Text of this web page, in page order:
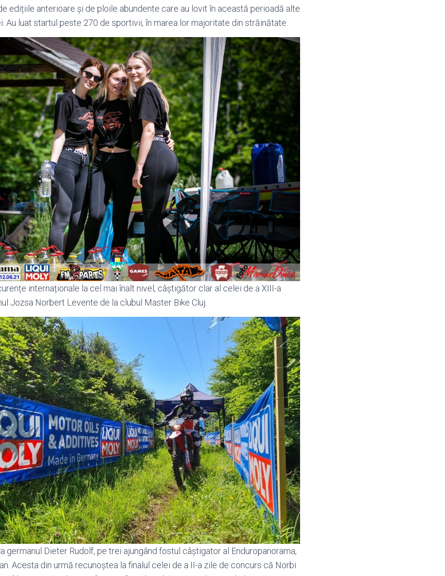
edițiile anterioare și de ploile abundente care au lovit în această perioadă alte
Au luat startul peste 270 de sportivii, în marea lor majoritate din străinătate.
internaționale la cel mai înalt nivel, câștigător clar al celei de a XIII-a
Jozsa Norbert Levente de la clubul Master Bike Cluj.
germanul Dieter Rudolf, pe trei ajungând fostul câștigator al Enduropanorama,
Acesta din urmă recunoștea la finalul celei de a II-a zile de concurs că Norbi